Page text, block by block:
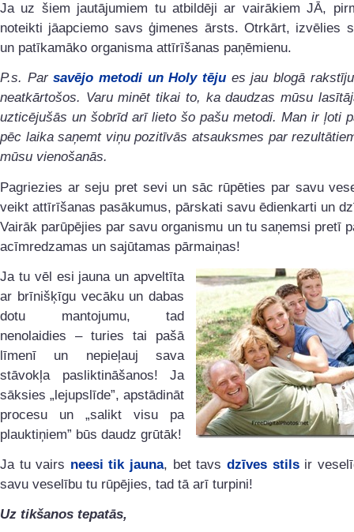
Ja uz šiem jautājumiem tu atbildēji ar vairākiem JĀ,
noteikti jāapciemo savs ģimenes ārsts. Otrkārt, izvēlies
un patīkamāko organisma attīrīšanas paņēmienu.
P.s. Parsavējo metodi un Holy tēju es jau blogā
neatkārtošos. Varu minēt tikai to, ka daudzas mūsu
uzticējušās un šobrīd arī lieto šo pašu metodi. Man ir ļoti
pēc laika saņemt viņu pozitīvās atsauksmes par
mūsu vienošanās.
Pagriezies ar seju pret sevi un sāc rūpēties par savu
veikt attīrīšanas pasākumus, pārskati savu ēdienkarti un
Vairāk parūpējies par savu organismu un tu saņemsi pretī
acīmredzamas un sajūtamas pārmaiņas!
Ja tu vēl esi jauna un apveltīta
ar brīnišķīgu vecāku un dabas
dotu mantojumu, tad
nenolaidies – turies tai pašā
līmenī un nepieļauj sava
stāvokļa pasliktināšanos! Ja
sāksies „lejupslīde”, apstādināt
procesu un „salikt visu pa
plauktiņiem” būs daudz grūtāk!
Ja tu vairs neesi tik jauna, bet tavs dzīves stilsir
savu veselību tu rūpējies, tad tā arī turpini!
Uz tikšanos tepatās,